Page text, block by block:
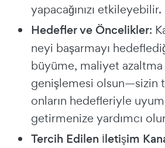
yapacağınızı etkileyebilir.
Hedefler ve Öncelikler:
neyi başarmayı
büyüme, maliyet azaltma
genişlemesi olsun—sizin
onların hedefleriyle
getirmenize yardımcı
Tercih Edilen İletişim